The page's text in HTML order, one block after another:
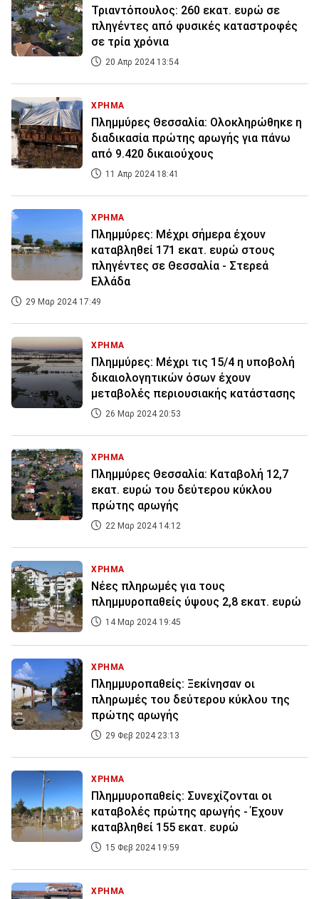
Τριαντόπουλος: 260 εκατ. ευρώ σε
πληγέντες από φυσικές καταστροφές
σε τρία χρόνια
20 Απρ 2024 13:54
ΧΡΗΜΑ
Πλημμύρες Θεσσαλία: Ολοκληρώθηκε η
διαδικασία πρώτης αρωγής για πάνω
από 9.420 δικαιούχους
11 Απρ 2024 18:41
ΧΡΗΜΑ
Πλημμύρες: Μέχρι σήμερα έχουν
καταβληθεί 171 εκατ. ευρώ στους
πληγέντες σε Θεσσαλία - Στερεά
Ελλάδα
29 Μαρ 2024 17:49
ΧΡΗΜΑ
Πλημμύρες: Μέχρι τις 15/4 η υποβολή
δικαιολογητικών όσων έχουν
μεταβολές περιουσιακής κατάστασης
26 Μαρ 2024 20:53
ΧΡΗΜΑ
Πλημμύρες Θεσσαλία: Καταβολή 12,7
εκατ. ευρώ του δεύτερου κύκλου
πρώτης αρωγής
22 Μαρ 2024 14:12
ΧΡΗΜΑ
Νέες πληρωμές για τους
πλημμυροπαθείς ύψους 2,8 εκατ. ευρώ
14 Μαρ 2024 19:45
ΧΡΗΜΑ
Πλημμυροπαθείς: Ξεκίνησαν οι
πληρωμές του δεύτερου κύκλου της
πρώτης αρωγής
29 Φεβ 2024 23:13
ΧΡΗΜΑ
Πλημμυροπαθείς: Συνεχίζονται οι
καταβολές πρώτης αρωγής - Έχουν
καταβληθεί 155 εκατ. ευρώ
15 Φεβ 2024 19:59
ΧΡΗΜΑ